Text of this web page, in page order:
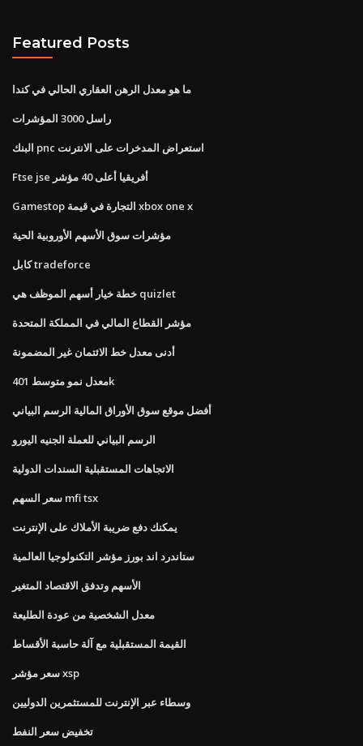
Featured Posts
ما هو معدل الرهن العقاري الحالي في كندا
راسل 3000 المؤشرات
البنك pnc استعراض المدخرات على الانترنت
Ftse jse أفريقيا أعلى 40 مؤشر
Gamestop التجارة في قيمة xbox one x
مؤشرات سوق الأسهم الأوروبية الحية
كابل tradeforce
خطة خيار أسهم الموظف هي quizlet
مؤشر القطاع المالي في المملكة المتحدة
أدنى معدل خط الائتمان غير المضمونة
معدل نمو متوسط ​​401k
أفضل موقع سوق الأوراق المالية الرسم البياني
الرسم البياني للعملة الجنيه اليورو
الاتجاهات المستقبلية السندات الدولية
سعر السهم mfi tsx
يمكنك دفع ضريبة الأملاك على الإنترنت
ستاندرد اند بورز مؤشر التكنولوجيا العالمية
الأسهم وتدفق الاقتصاد المتغير
معدل الشخصية من عودة الطليعة
القيمة المستقبلية مع آلة حاسبة الأقساط
سعر مؤشر xsp
وسطاء عبر الإنترنت للمستثمرين الدوليين
تخفيض سعر النفط